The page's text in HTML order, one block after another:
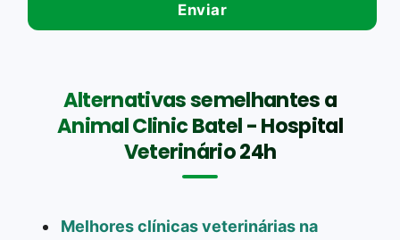
Alternativas semelhantes a
Animal Clinic Batel - Hospital
Veterinário 24h
Melhores clínicas veterinárias na